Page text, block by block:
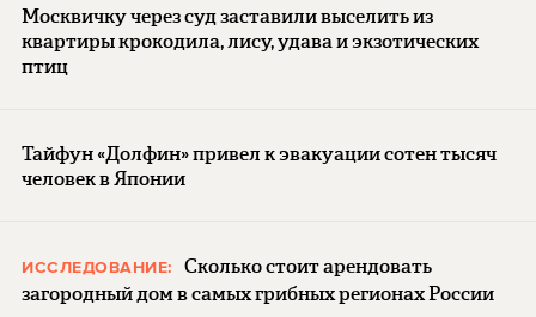
Москвичку через суд заставили выселить из
квартиры крокодила, лису, удава и экзотических
птиц
Тайфун «Долфин» привел к эвакуации сотен тысяч
человек в Японии
ИССЛЕДОВАНИЕ:
Сколько стоит арендовать
загородный дом в самых грибных регионах России